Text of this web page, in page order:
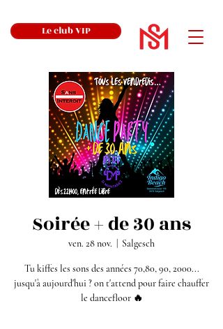
Le club VIP
Soirée + de 30 ans
ven. 28 nov. Salgesch
Tu kiffes les sons des années 70,80, 90, 2000...
jusqu'à aujourd'hui ? on t'attend pour faire chauffer
le dancefloor 🔥